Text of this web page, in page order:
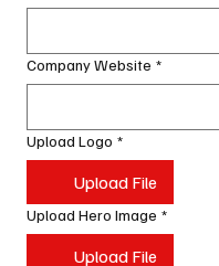
Company Website *
Upload Logo *
Upload File
Upload Hero Image *
Upload File